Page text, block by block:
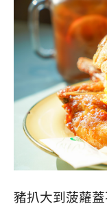
豬扒大到菠蘿